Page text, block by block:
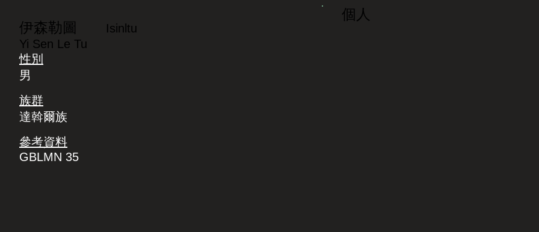
伊森勒圖
Isinltu
Yi Sen Le Tu
性別
男
族群
達斡爾族
參考資料
GBLMN 35
個人